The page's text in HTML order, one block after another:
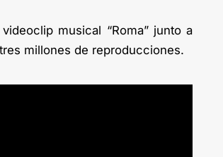
musical “Roma” junto a
millones de reproducciones.